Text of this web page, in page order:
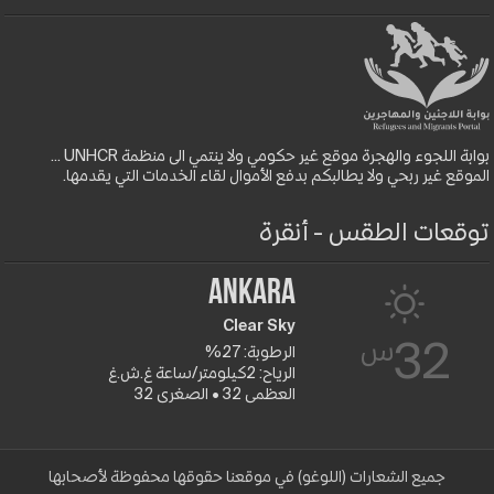
بوابة اللجوء والهجرة موقع غير حكومي ولا ينتمي الى منظمة UNHCR ...
الموقع غير ربحي ولا يطالبكم بدفع الأموال لقاء الخدمات التي يقدمها.
توقعات الطقس - أنقرة
32س
Ankara
Clear Sky
الرطوبة: 27%
الرياح: 2كيلومتر/ساعة غ.ش.غ
العظمى 32 • الصغرى 32
جميع الشعارات (اللوغو) في موقعنا حقوقها محفوظة لأصحابها